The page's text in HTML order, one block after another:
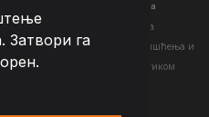
Затвори га
- Сва права задржана
слажете се са нашим <а
koriscenja">Условима коришћења и
pravila-privatnosti">Политиком